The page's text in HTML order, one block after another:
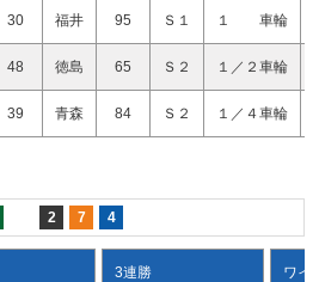
30 福井 95 Ｓ１ １ 車輪
48 徳島 65 Ｓ２ １／２車輪
39 青森 84 Ｓ２ １／４車輪
2 7 4
3連勝 ワイ